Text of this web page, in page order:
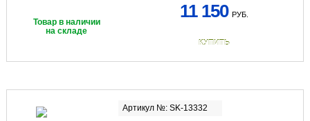
Товар в наличии
на складе
11 150 РУБ.
КУПИТЬ
Артикул №: SK-13332